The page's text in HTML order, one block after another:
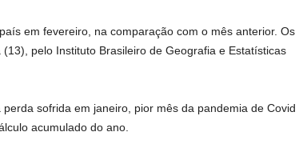
em fevereiro, na comparação com o mês anterior. Os
pelo Instituto Brasileiro de Geografia e Estatísticas
sofrida em janeiro, pior mês da pandemia de Covid
acumulado do ano.